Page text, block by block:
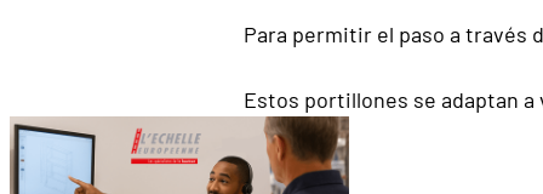
Para permitir el paso a través
Estos portillones se adaptan